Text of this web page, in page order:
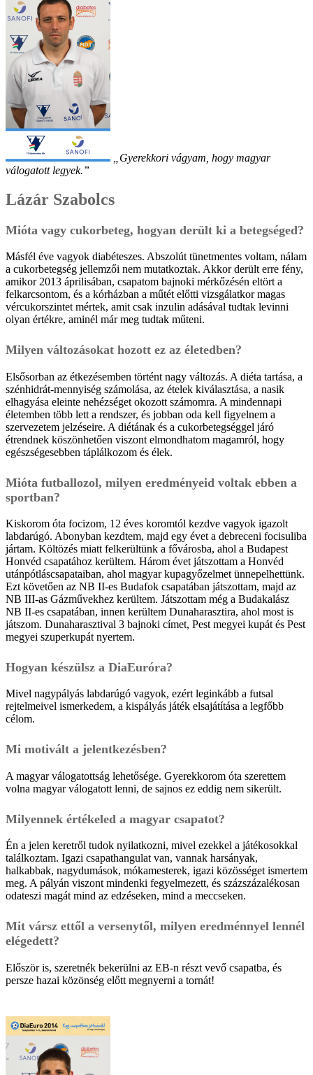
„Gyerekkori vágyam, hogy magyar
válogatott legyek.”
Lázár Szabolcs
Mióta vagy cukorbeteg, hogyan derült ki a betegséged?
Másfél éve vagyok diabéteszes. Abszolút tünetmentes voltam, nálam
a cukorbetegség jellemzői nem mutatkoztak. Akkor derült erre fény,
amikor 2013 áprilisában, csapatom bajnoki mérkőzésén eltört a
felkarcsontom, és a kórházban a műtét előtti vizsgálatkor magas
vércukorszintet mértek, amit csak inzulin adásával tudtak levinni
olyan értékre, aminél már meg tudtak műteni.
Milyen változásokat hozott ez az életedben?
Elsősorban az étkezésemben történt nagy változás. A diéta tartása, a
szénhidrát-mennyiség számolása, az ételek kiválasztása, a nasik
elhagyása eleinte nehézséget okozott számomra. A mindennapi
életemben több lett a rendszer, és jobban oda kell figyelnem a
szervezetem jelzéseire. A diétának és a cukorbetegséggel járó
étrendnek köszönhetően viszont elmondhatom magamról, hogy
egészségesebben táplálkozom és élek.
Mióta futballozol, milyen eredményeid voltak ebben a
sportban?
Kiskorom óta focizom, 12 éves koromtól kezdve vagyok igazolt
labdarúgó. Abonyban kezdtem, majd egy évet a debreceni focisuliba
jártam. Költözés miatt felkerültünk a fővárosba, ahol a Budapest
Honvéd csapatához kerültem. Három évet játszottam a Honvéd
utánpótláscsapataiban, ahol magyar kupagyőzelmet ünnepelhettünk.
Ezt követően az NB II-es Budafok csapatában játszottam, majd az
NB III-as Gázművekhez kerültem. Játszottam még a Budakalász
NB II-es csapatában, innen kerültem Dunaharasztira, ahol most is
játszom. Dunaharasztival 3 bajnoki címet, Pest megyei kupát és Pest
megyei szuperkupát nyertem.
Hogyan készülsz a DiaEuróra?
Mivel nagypályás labdarúgó vagyok, ezért leginkább a futsal
rejtelmeivel ismerkedem, a kispályás játék elsajátítása a legfőbb
célom.
Mi motivált a jelentkezésben?
A magyar válogatottság lehetősége. Gyerekkorom óta szerettem
volna magyar válogatott lenni, de sajnos ez eddig nem sikerült.
Milyennek értékeled a magyar csapatot?
Én a jelen keretről tudok nyilatkozni, mivel ezekkel a játékosokkal
találkoztam. Igazi csapathangulat van, vannak harsányak,
halkabbak, nagydumások, mókamesterek, igazi közösséget ismertem
meg. A pályán viszont mindenki fegyelmezett, és százszázalékosan
odateszi magát mind az edzéseken, mind a meccseken.
Mit vársz ettől a versenytől, milyen eredménnyel lennél
elégedett?
Először is, szeretnék bekerülni az EB-n részt vevő csapatba, és
persze hazai közönség előtt megnyerni a tornát!